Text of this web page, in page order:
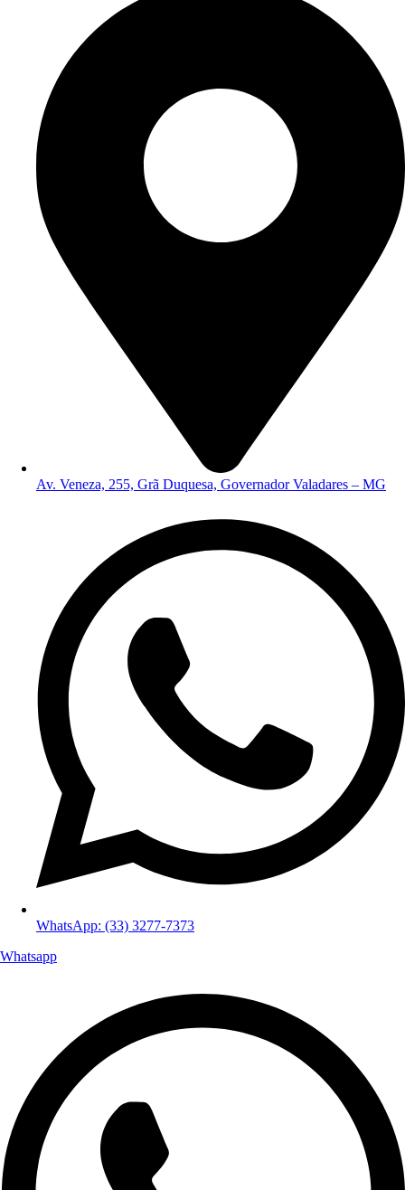
Av. Veneza, 255, Grã Duquesa, Governador Valadares – MG
WhatsApp: (33) 3277-7373
Whatsapp